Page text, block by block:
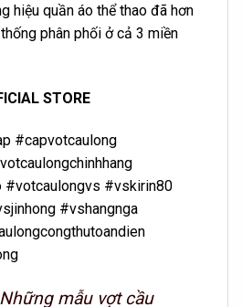
hiệu quần áo thể thao đã hơn
phân phối ở cả 3 miền
STORE
#capvotcaulong
#votcaulongvs #vskirin80
#vshangnga
Những mẫu vợt cầu